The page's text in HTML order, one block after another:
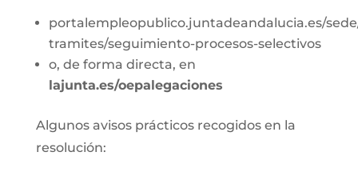
portalempleopublico.juntadeandalucia.es/
tramites/seguimiento-procesos-selectivos
o, de forma directa, en
lajunta.es/oepalegaciones
Algunos avisos prácticos recogidos en la
resolución: